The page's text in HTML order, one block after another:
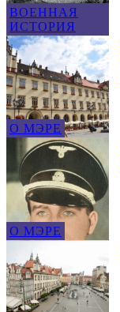
ВОЕННАЯ
ИСТОРИЯ
О МЭРЕ
О МЭРЕ